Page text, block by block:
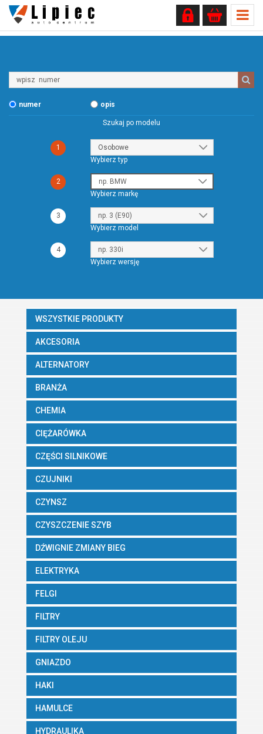
numer
opis
Szukaj po modelu
1
Wybierz typ
2
Wybierz markę
3
Wybierz model
4
Wybierz wersję
WSZYSTKIE PRODUKTY
AKCESORIA
ALTERNATORY
BRANŻA
CHEMIA
CIĘŻARÓWKA
CZĘŚCI SILNIKOWE
CZUJNIKI
CZYNSZ
CZYSZCZENIE SZYB
DŹWIGNIE ZMIANY BIEG
ELEKTRYKA
FELGI
FILTRY
FILTRY OLEJU
GNIAZDO
HAKI
HAMULCE
HYDRAULIKA